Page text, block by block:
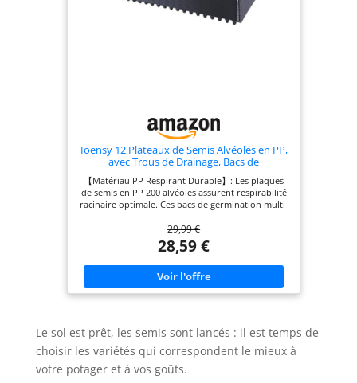
tomates, herbes. Plaques semis polyvalentes
Ioensy 12 Plateaux de Semis Alvéolés en PP,
avec Trous de Drainage, Bacs de
Germination pour Semis de Légumes,
Fleurs, Fruits, Plaques Pépinière
Réutilisables pour Jardinage Intérieur, 200
cellules
【Matériau PP Respirant Durable】: Les plaques
de semis en PP 200 alvéoles assurent respirabilité
racinaire optimale. Ces bacs de germination multi-
alvéoles facilitent transplantation plants. Plaques
de culture qualité professionnelle 【Trous
Drainage Aération Racines】: Les plateaux de
semis avec rainures drainage entre alvéoles
évacuent l'eau. Ces bacs à semis perméables
permettent oxygénation racines efficace. Plaques
pépinière drainage optimal 【Dimensions 54x28
cm Spacieuses】: Les plaques de germination
taille idéale développement racinaire. Plateaux
semis dimensions généreuses 【Lot 12 Plaques
Multi-Usages】: Le pack 12 plaques de semis 200
alvéoles pour tous types plants. Ces bacs à semis
29,99 €
28,59 €
Le sol est prêt, les semis sont lancés : il est temps de
choisir les variétés qui correspondent le mieux à
votre potager et à vos goûts.